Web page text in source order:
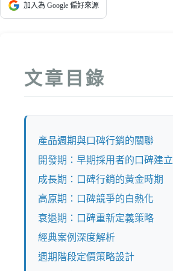
加入為 Google 偏好來源
文章目錄
產品週期與口碑行銷的關聯
開發期：早期採用者的口碑建立
成長期：口碑行銷的黃金時期
高原期：口碑競爭的白熱化
衰退期：口碑重新定義策略
經典案例深度解析
週期階段定價策略設計